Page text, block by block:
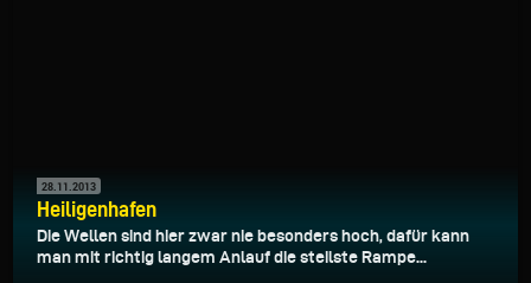
28.11.2013
Heiligenhafen
Die Wellen sind hier zwar nie besonders hoch, dafür kann
man mit richtig langem Anlauf die steilste Rampe...